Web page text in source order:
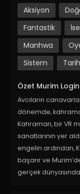
Aksiyon
Fantastik
Manhwa
Sistem
Özet Murim Login
Avcıların
dönemde,
Kahraman, bir VR
sanatlarının yer
engelin ardından,
başarır ve
gerçek